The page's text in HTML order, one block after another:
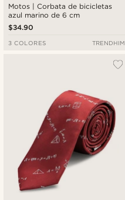
Motos | Corbata de bicicletas
azul marino de 6 cm
$34.90
3 COLORES TRENDHIM